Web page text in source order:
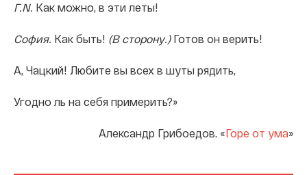
Г.N. Как можно, в эти леты!
София. Как быть! (В сторону.) Готов он верить!
А, Чацкий! Любите вы всех в шуты рядить,
Угодно ль на себя примерить?»
Александр Грибоедов. «Горе от ума»